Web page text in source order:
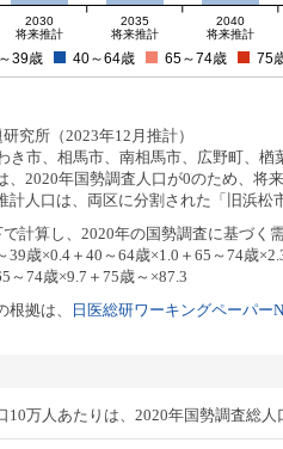
2030
将来推計
2035
将来推計
2040
将来推計
39歳 40～64歳 65～74歳 75
究所（2023年12月推計）
市、相馬市、南相馬市、広野町、
年国勢調査人口が0のため、将来
人口は、両区に分割された「旧浜松
計算し、2020年の国勢調査に基づく
歳×0.4＋40～64歳×1.0＋65～74歳
74歳×9.7＋75歳～×87.3
拠は、
日医総研ワーキングペーパー
万人あたりは、2020年国勢調査総人